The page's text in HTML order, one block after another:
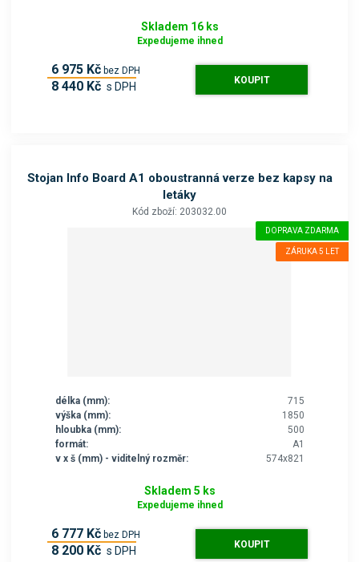
Skladem 16 ks
Expedujeme ihned
6 975 Kč bez DPH
8 440 Kč s DPH KOUPIT
Stojan Info Board A1 oboustranná verze bez kapsy na
letáky
Kód zboží: 203032.00
DOPRAVA ZDARMA
ZÁRUKA 5 LET
délka (mm):
715
výška (mm):
1850
hloubka (mm):
500
formát:
A1
v x š (mm) - viditelný rozměr:
574x821
Skladem 5 ks
Expedujeme ihned
6 777 Kč bez DPH
8 200 Kč s DPH KOUPIT